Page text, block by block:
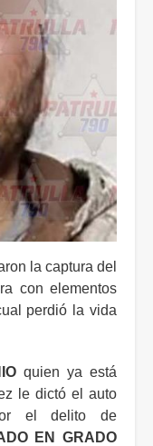
la captura del
con elementos
perdió la vida
quien ya está
le dictó el auto
el delito de
EN GRADO